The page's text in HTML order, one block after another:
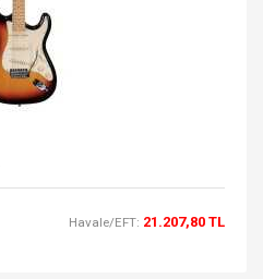
Havale/EFT: 21.207,80 TL